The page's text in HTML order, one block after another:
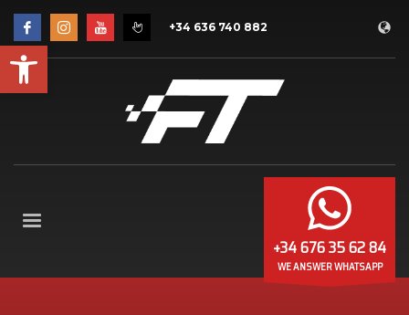
Abrir barra de herramientas
+34 636 740 882
+34 676 35 62 84
WE ANSWER WHATSAPP